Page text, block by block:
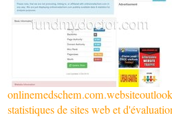
statistiques de sites web et